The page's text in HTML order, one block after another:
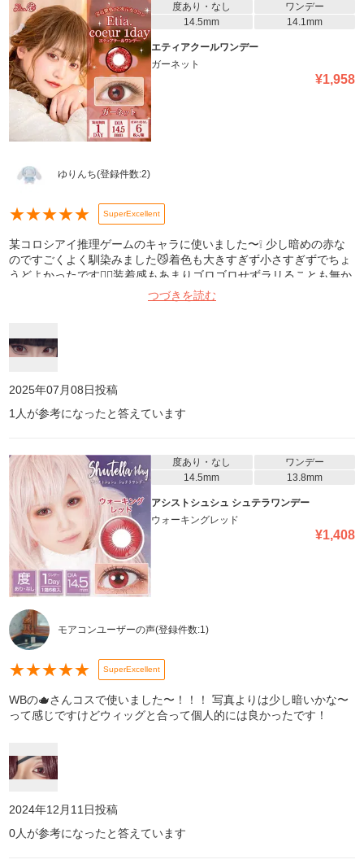
度あり・なし
ワンデー
14.5mm
14.1mm
エティアクールワンデー
ガーネット
¥1,958
ゆりんち(登録件数:2)
★★★★★ SuperExcellent
某コロシアイ推理ゲームのキャラに使いました〜❕ 少し暗めの赤な
のですごくよく馴染みました😼着色も大きすぎず小さすぎずでちょ
うどよかったです👍🏻装着感もあまりゴロゴロせずラリることも無か
つづきを読む
2025年07月08日投稿
1 人が参考になったと答えています
度あり・なし
ワンデー
14.5mm
13.8mm
アシストシュシュ シュテラワンデー
ウォーキングレッド
¥1,408
モアコンユーザーの声(登録件数:1)
★★★★★ SuperExcellent
WBの🫖さんコスで使いました〜！！！ 写真よりは少し暗いかな〜
って感じですけどウィッグと合って個人的には良かったです！
2024年12月11日投稿
0人が参考になったと答えています